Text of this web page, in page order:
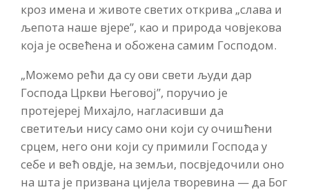
кроз имена и животе светих открива „слава и
љепота наше вјере”, као и природа човјекова
која је освећена и обожена самим Господом.
„Можемо рећи да су ови свети људи дар
Господа Цркви Његовој”, поручио је
протејереј Михајло, нагласивши да
светитељи нису само они који су очишћени
срцем, него они који су примили Господа у
себе и већ овдје, на земљи, посвједочили оно
на шта је призвана цијела творевина — да Бог